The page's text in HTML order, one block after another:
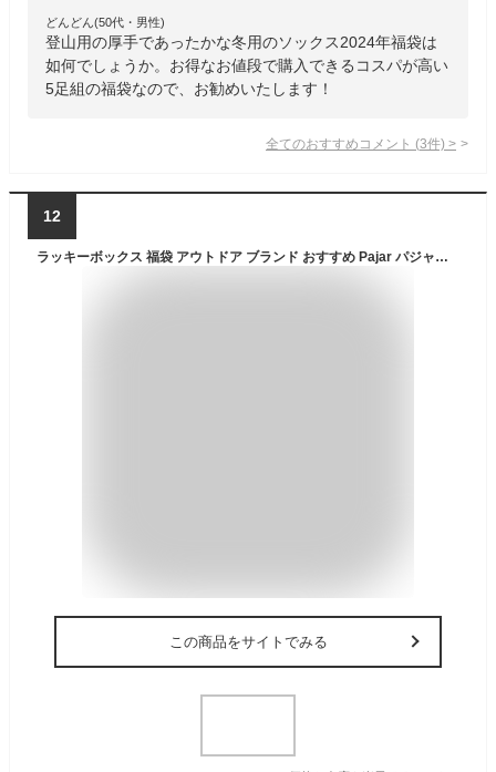
どんどん(50代・男性)
登山用の厚手であったかな冬用のソックス2024年福袋は
如何でしょうか。お得なお値段で購入できるコスパが高い
5足組の福袋なので、お勧めいたします！
全てのおすすめコメント (3件) >
12
ラッキーボックス 福袋 アウトドア ブランド おすすめ Pajar パジャール カナダ メンズ ファッション お得な5点セット 人気 レインコート まとめ売り HAPPYBAG ハッピーバッグ ラッキー スウェット キャップ ウエストポーチ Tシャツ 中身が分かる
この商品をサイトでみる